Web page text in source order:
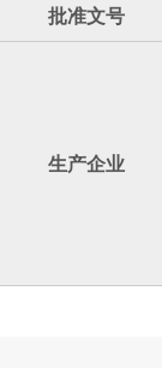
批准文号
生产企业